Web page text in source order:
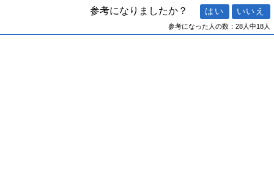
参考になりましたか？
参考になった人の数：28人中18人